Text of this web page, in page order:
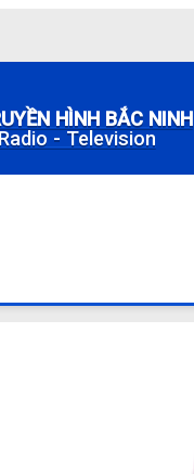
HÌNH BẮC NINH
- Television